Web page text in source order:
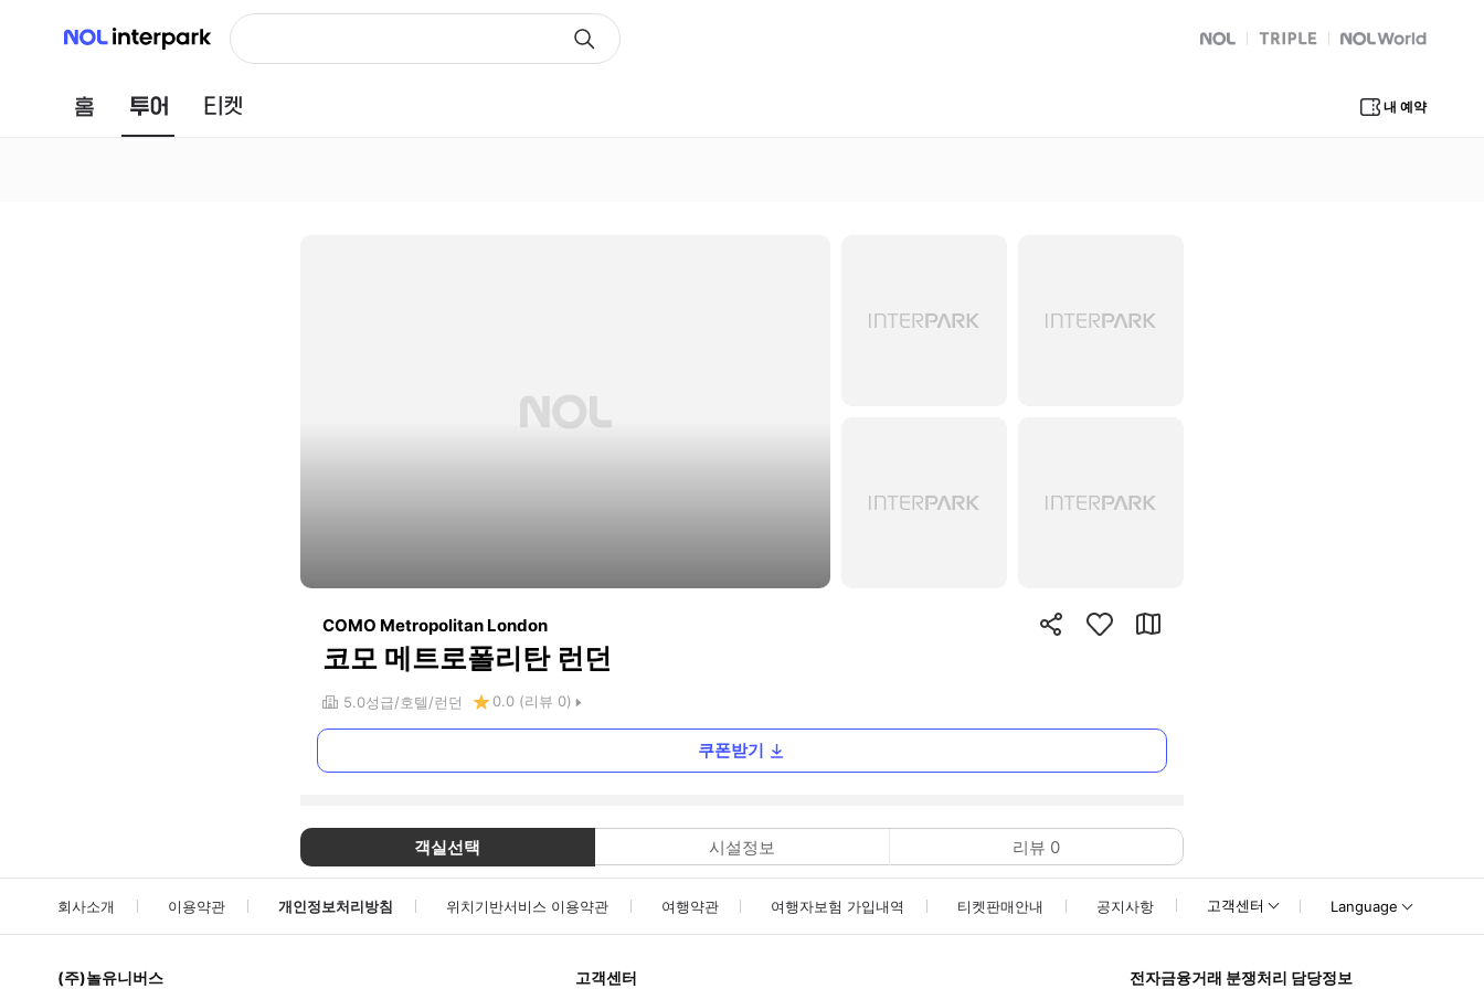
NOL 인터파크
NOL
트리플 Global Interpark
홈 투어 내 예약
COMO Metropolitan London
코모 메트로폴리탄 런던
5.0성급 호텔 런던 0.0 (리뷰 0)
쿠폰받기
객실선택 시설정보 리뷰 0
회사소개 이용약관 개인정보처리방침 위치기반서비스 이용약관 여행약관 여행자보험 가입내역 티켓판매안내 공지사항 고객센터 Language
(주)놀유니버스 고객센터 전자금융거래 분쟁처리 담당정보